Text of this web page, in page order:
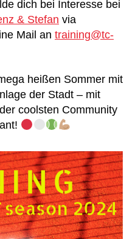
dich bei Interesse bei
& Stefan via
Mail an training@tc-
heißen Sommer mit
der Stadt – mit
coolsten Community